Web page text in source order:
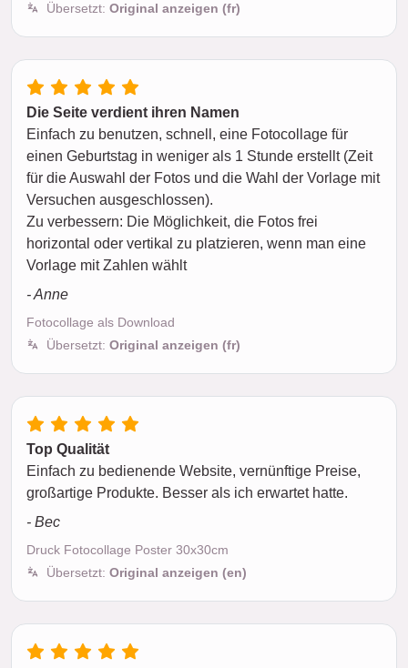
Übersetzt: Original anzeigen (fr)
Die Seite verdient ihren Namen
Einfach zu benutzen, schnell, eine Fotocollage für
einen Geburtstag in weniger als 1 Stunde erstellt (Zeit
für die Auswahl der Fotos und die Wahl der Vorlage mit
Versuchen ausgeschlossen).
Zu verbessern: Die Möglichkeit, die Fotos frei
horizontal oder vertikal zu platzieren, wenn man eine
Vorlage mit Zahlen wählt
- Anne
Fotocollage als Download
Übersetzt: Original anzeigen (fr)
Top Qualität
Einfach zu bedienende Website, vernünftige Preise,
großartige Produkte. Besser als ich erwartet hatte.
- Bec
Druck Fotocollage Poster 30x30cm
Übersetzt: Original anzeigen (en)